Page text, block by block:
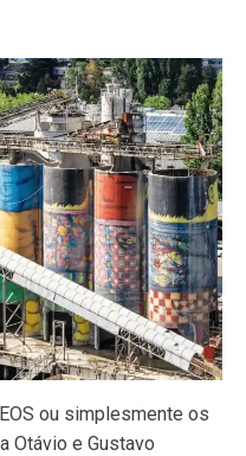
ou simplesmente os
Otávio e Gustavo